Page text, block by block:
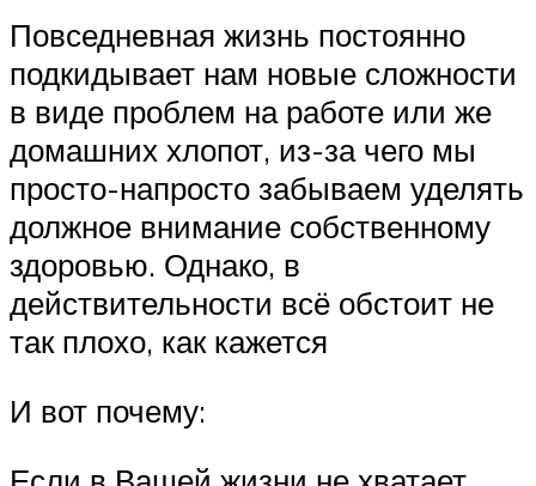
Повседневная жизнь постоянно
подкидывает нам новые сложности
в виде проблем на работе или же
домашних хлопот, из-за чего мы
просто-напросто забываем уделять
должное внимание собственному
здоровью. Однако, в
действительности всё обстоит не
так плохо, как кажется
И вот почему: